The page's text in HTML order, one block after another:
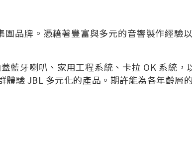
牌。憑藉著豐富與多元的音響製作經驗
牙喇叭、家用工程系統、卡拉 OK 系統，
驗 JBL 多元化的產品。期許能為各年齡層